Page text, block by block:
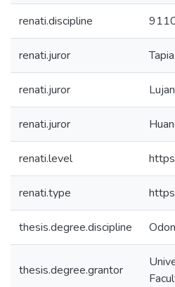
renati.discipline
renati.juror
renati.juror
renati.juror
renati.level
renati.type
thesis.degree.discipline
thesis.degree.grantor